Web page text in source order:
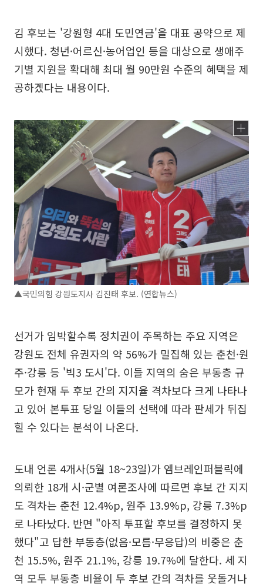
김 후보는 '강원형 4대 도민연금'을 대표 공약으로 제
시했다. 청년·어르신·농어업인 등을 대상으로 생애주
기별 지원을 확대해 최대 월 90만원 수준의 혜택을 제
공하겠다는 내용이다.
▲국민의힘 강원도지사 김진태 후보. (연합뉴스)
선거가 임박할수록 정치권이 주목하는 주요 지역은
강원도 전체 유권자의 약 56%가 밀집해 있는 춘천·원
주·강릉 등 '빅3 도시'다. 이들 지역의 숨은 부동층 규
모가 현재 두 후보 간의 지지율 격차보다 크게 나타나
고 있어 본투표 당일 이들의 선택에 따라 판세가 뒤집
힐 수 있다는 분석이 나온다.
도내 언론 4개사(5월 18~23일)가 엠브레인퍼블릭에
의뢰한 18개 시·군별 여론조사에 따르면 후보 간 지지
도 격차는 춘천 12.4%p, 원주 13.9%p, 강릉 7.3%p
로 나타났다. 반면 "아직 투표할 후보를 결정하지 못
했다"고 답한 부동층(없음·모름·무응답)의 비중은 춘
천 15.5%, 원주 21.1%, 강릉 19.7%에 달한다. 세 지
역 모두 부동층 비율이 두 후보 간의 격차를 웃돌거나